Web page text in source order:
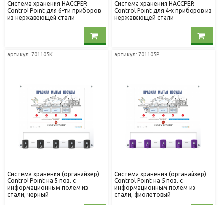
Система хранения HACCPER
Control Point для 6-ти приборов
из нержавеющей стали
Система хранения HACCPER
Control Point для 4-х приборов из
нержавеющей стали
артикул: 701105K
Система хранения (органайзер)
Control Point на 5 поз. с
информационным полем из
стали, черный
артикул: 701105P
Система хранения (органайзер)
Control Point на 5 поз. с
информационным полем из
стали, фиолетовый